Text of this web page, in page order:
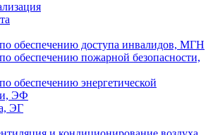
обеспечению доступа инвалидов, МГН
обеспечению пожарной безопасности,
обеспечению энергетической
ЭФ
ЭГ